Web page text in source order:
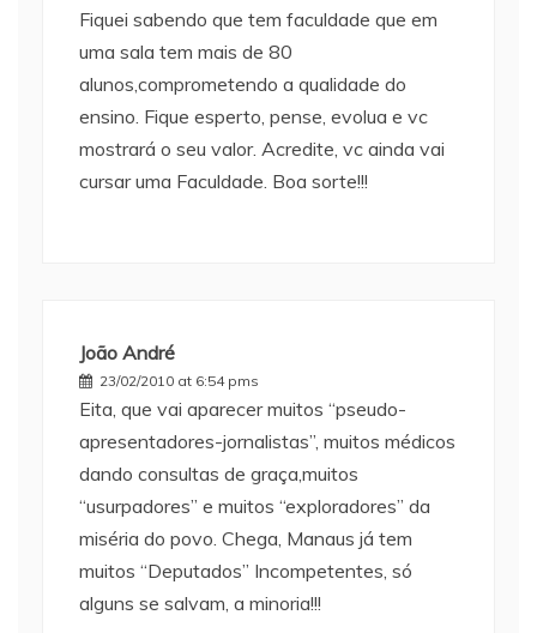
Fiquei sabendo que tem faculdade que em
uma sala tem mais de 80
alunos,comprometendo a qualidade do
ensino. Fique esperto, pense, evolua e vc
mostrará o seu valor. Acredite, vc ainda vai
cursar uma Faculdade. Boa sorte!!!
João André
23/02/2010 at 6:54 pms
Eita, que vai aparecer muitos “pseudo-
apresentadores-jornalistas”, muitos médicos
dando consultas de graça,muitos
“usurpadores” e muitos “exploradores” da
miséria do povo. Chega, Manaus já tem
muitos “Deputados” Incompetentes, só
alguns se salvam, a minoria!!!